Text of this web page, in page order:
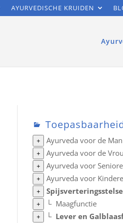
AYURVEDISCHE KRUIDEN
+ Ayurveda voor de Man
+ Ayurveda voor de
+ Ayurveda voor
+ Ayurveda voor
+
+ └ Maagfunctie
+ └ Lever en